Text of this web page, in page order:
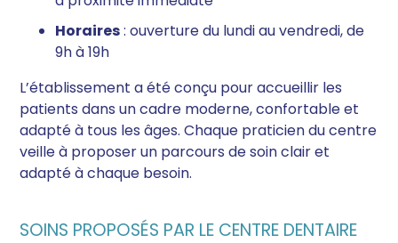
Horaires: ouverture du lundi au vendredi, de
9h à 19h
L’établissement a été conçu pour accueillir les
patients dans un cadre moderne, confortable et
adapté à tous les âges. Chaque praticien du centre
veille à proposer un parcours de soin clair et
adapté à chaque besoin.
SOINS PROPOSÉS PAR LE CENTRE DENTAIRE